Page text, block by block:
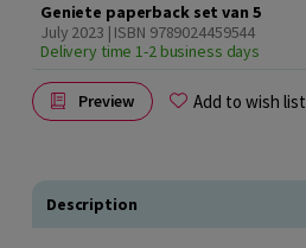
Geniete paperback set van 5
July 2023 | ISBN 9789024459544
Delivery time 1-2 business days
Preview Add to wish list
Description